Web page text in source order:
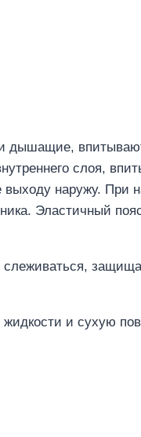
дышащие,
слоя,
выходу наружу.
Эластичный
и сухую